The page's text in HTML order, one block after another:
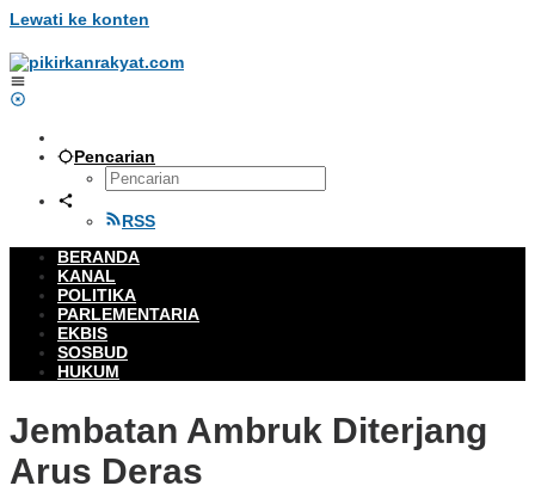
Lewati ke konten
Pencarian
RSS
BERANDA
KANAL
POLITIKA
PARLEMENTARIA
EKBIS
SOSBUD
HUKUM
Jembatan Ambruk Diterjang
Arus Deras